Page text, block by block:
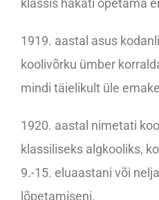
klassis hakati õpetama
1919. aastal asus
koolivõrku ümber
mindi täielikult üle
1920. aastal nimetati
klassiliseks algkooliks,
9.-15. eluaastani või
lõpetamiseni.